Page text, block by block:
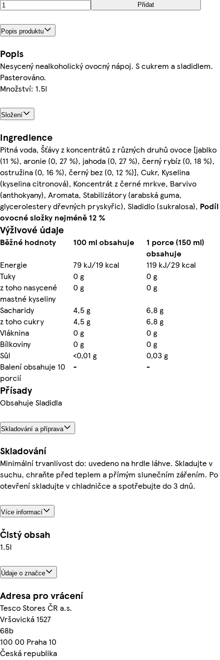
Přidat
Popis produktu
Popis
Nesycený nealkoholický ovocný nápoj. S cukrem a sladidlem.
Pasterováno.
Množství: 1.5l
Složení
Ingredience
Pitná voda, Šťávy z koncentrátů z různých druhů ovoce [jablko
(11 %), aronie (0, 27 %), jahoda (0, 27 %), černý rybíz (0, 18 %),
ostružina (0, 16 %), černý bez (0, 12 %)], Cukr, Kyselina
(kyselina citronová), Koncentrát z černé mrkve, Barvivo
(anthokyany), Aromata, Stabilizátory (arabská guma,
glycerolestery dřevných pryskyřic), Sladidlo (sukralosa), Podíl
ovocné složky nejméně 12 %
Výživové údaje
Běžné hodnoty 100 ml obsahuje
1 porce (150 ml)
obsahuje
Energie
79 kJ/19 kcal
119 kJ/29 kcal
Tuky
0 g
0 g
z toho nasycené
mastné kyseliny
0 g
0 g
Sacharidy
4,5 g
6,8 g
z toho cukry
4,5 g
6,8 g
Vláknina
0 g
0 g
Bílkoviny
0 g
0 g
Sůl
<0,01 g
0,03 g
Balení obsahuje 10
porcií
- -
Přísady
Obsahuje Sladidla
Skladování a příprava
Skladování
Minimální trvanlivost do: uvedeno na hrdle láhve. Skladujte v
suchu, chraňte před teplem a přímým slunečním zářením. Po
otevření skladujte v chladničce a spotřebujte do 3 dnů.
Více informací
Čistý obsah
1.5l
Údaje o značce
Adresa pro vrácení
Tesco Stores ČR a.s.
Vršovická 1527
68b
100 00 Praha 10
Česká republika